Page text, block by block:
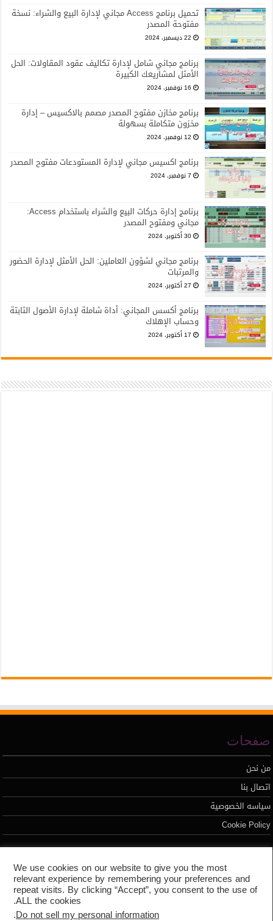
تحميل برنامج Access مجاني لإدارة البيع والشراء: نسخة
مفتوحة المصدر
22 ديسمبر، 2024
برنامج مجاني شامل لإدارة تكاليف عقود المقاولات: الحل
الأمثل لمشاريعك الكبيرة
16 نوفمبر، 2024
برنامج مخازن مفتوح المصدر مصمم بالاكسيس – إدارة
مخزون متكاملة بسهولة
12 نوفمبر، 2024
برنامج اكسيس مجاني لإدارة المستودعات مفتوح المصدر
7 نوفمبر، 2024
برنامج إدارة حركات البيع والشراء باستخدام Access:
مجاني ومفتوح المصدر
30 أكتوبر، 2024
برنامج مجاني لشؤون العاملين: الحل الأمثل لإدارة الحضور
والمرتبات
27 أكتوبر، 2024
برنامج أكسس المجاني: أداة شاملة لإدارة الأصول الثابتة
وحساب الإهلاك
17 أكتوبر، 2024
صفحات
من نحن
اتصال بنا
سياسه الخصوصية
Cookie Policy
تطوير محمد السيد
We use cookies on our website to give you the most
relevant experience by remembering your preferences and
repeat visits. By clicking “Accept”, you consent to the use of
ALL the cookies.
Do not sell my personal information
.